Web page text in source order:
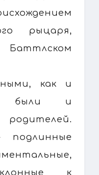
рыцаря,
Баттлском
как и
были и
родителей.
к